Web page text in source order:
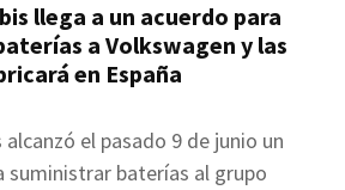
llega a un acuerdo para
a Volkswagen y las
en España
alcanzó el pasado 9 de junio un
suministrar baterías al grupo